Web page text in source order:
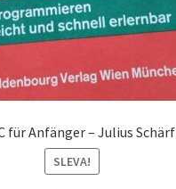
für Anfänger – Julius Schärf
SLEVA!